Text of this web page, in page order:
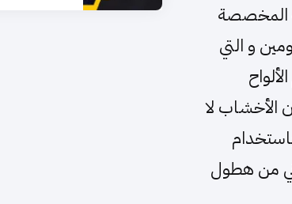
المخصصة
و التي
الأخشاب لا
من هطول